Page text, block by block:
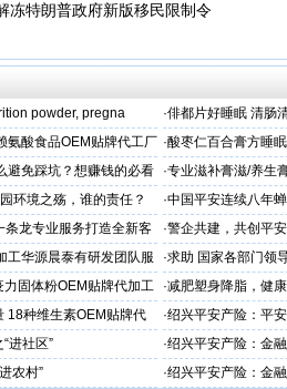
冻特朗普政府新版移民限制令
powder, pregna ·俳都片好睡眠 清肠
氨酸食品OEM贴牌代工厂 ·酸枣仁百合膏方睡
厂
避免踩坑？想赚钱的必看 ·专业滋补膏滋/养生
环境之殇，谁的责任？ ·中国平安连续八年
品牌"
条龙专业服务打造全新客
·警企共建，共创平
人才专项培训
工华源晨泰有研发团队服
·求助 国家各部门领
市公安局长
固体粉OEM贴牌代加工
·减肥塑身降脂，健
服务商
18种维生素OEM贴牌代
·绍兴平安产险：平
进社区” ·绍兴平安产险：金
农村” ·绍兴平安产险：金